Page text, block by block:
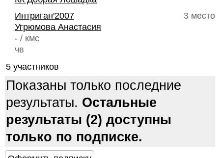
3 место
Интриган'2007
Угрюмова Анастасия
- / кмс
чв
5 участников
Показаны только последние
результаты. Остальные
результаты (2) доступны
только по подписке.